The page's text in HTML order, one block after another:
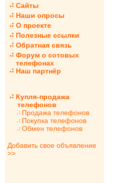
Сайты
Наши опросы
О проекте
Полезные ссылки
Обратная связь
Форум о сотовых
телефонах
Наш партнёр
Купля-продажа
телефонов
Продажа телефонов
Покупка телефонов
Обмен телефонов
Добавить свое объявление
>>